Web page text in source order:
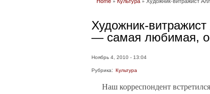
Художник-
— самая любимая,
Ноябрь 4, 2010 - 13:04
Рубрика: Культура
Наш корреспондент